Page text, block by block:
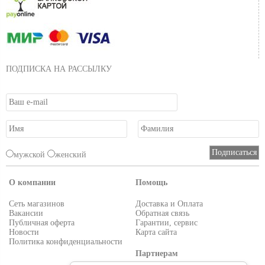
ПОДПИСКА НА РАССЫЛКУ
мужской женский
О компании
Сеть магазинов
Вакансии
Публичная оферта
Новости
Политика конфиденциальности
Помощь
Доставка и Оплата
Обратная связь
Гарантии, сервис
Карта сайта
Партнерам